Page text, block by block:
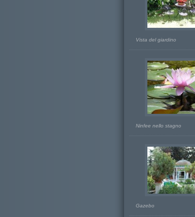
Vista del giardino
Ninfee nello stagno
Gazebo